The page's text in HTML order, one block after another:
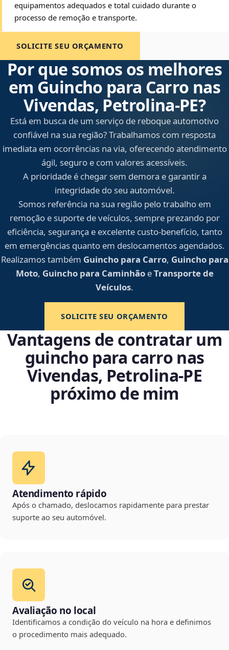
equipamentos adequados e total cuidado durante o
processo de remoção e transporte.
SOLICITE SEU ORÇAMENTO
Por que somos os melhores
em Guincho para Carro nas
Vivendas, Petrolina‑PE?
Está em busca de um serviço de reboque automotivo
confiável na sua região? Trabalhamos com resposta
imediata em ocorrências na via, oferecendo atendimento
ágil, seguro e com valores acessíveis.
A prioridade é chegar sem demora e garantir a
integridade do seu automóvel.
Somos referência na sua região pelo trabalho em
remoção e suporte de veículos, sempre prezando por
eficiência, segurança e excelente custo-benefício, tanto
em emergências quanto em deslocamentos agendados.
Realizamos também Guincho para Carro, Guincho para
Moto, Guincho para CaminhãoeTransporte de
Veículos.
SOLICITE SEU ORÇAMENTO
Vantagens de contratar um
guincho para carro nas
Vivendas, Petrolina‑PE
próximo de mim
Atendimento rápido
Após o chamado, deslocamos rapidamente para prestar
suporte ao seu automóvel.
Avaliação no local
Identificamos a condição do veículo na hora e definimos
o procedimento mais adequado.